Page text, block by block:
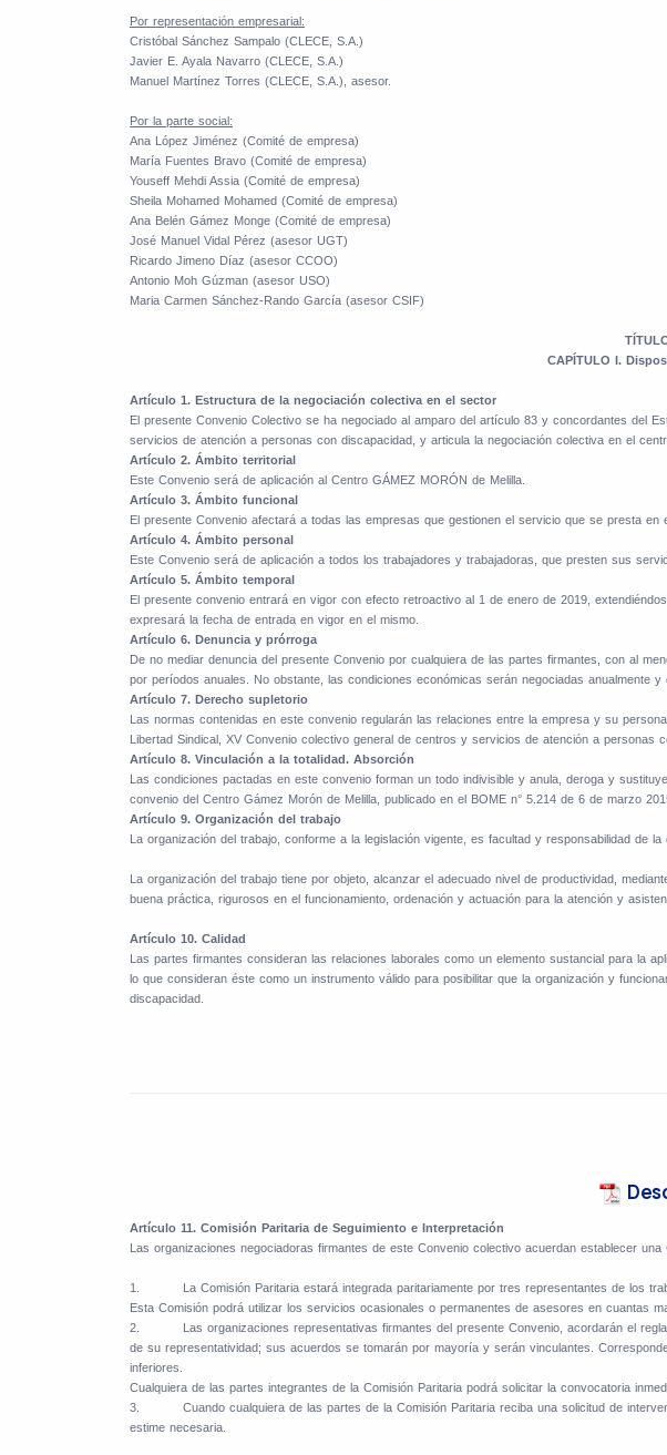
Por representación empresarial:
Cristóbal Sánchez Sampalo (CLECE, S.A.)
Javier E. Ayala Navarro (CLECE, S.A.)
Manuel Martínez Torres (CLECE, S.A.), asesor.
Por la parte social:
Ana López Jiménez (Comité de empresa)
María Fuentes Bravo (Comité de empresa)
Youseff Mehdi Assia (Comité de empresa)
Sheila Mohamed Mohamed (Comité de empresa)
Ana Belén Gámez Monge (Comité de empresa)
José Manuel Vidal Pérez (asesor UGT)
Ricardo Jimeno Díaz (asesor CCOO)
Antonio Moh Gúzman (asesor USO)
Maria Carmen Sánchez-Rando García (asesor CSIF)
CAPÍTULO I.
Artículo 1. Estructura de la negociación colectiva en el sector
El presente Convenio Colectivo se ha negociado al amparo del artículo 83 y concordantes del
servicios de atención a personas con discapacidad, y articula la negociación colectiva en el
Artículo 2. Ámbito territorial
Este Convenio será de aplicación al Centro GÁMEZ MORÓN de Melilla.
Artículo 3. Ámbito funcional
El presente Convenio afectará a todas las empresas que gestionen el servicio que se presta
Artículo 4. Ámbito personal
Este Convenio será de aplicación a todos los trabajadores y trabajadoras, que presten sus
Artículo 5. Ámbito temporal
El presente convenio entrará en vigor con efecto retroactivo al 1 de enero de 2019,
expresará la fecha de entrada en vigor en el mismo.
Artículo 6. Denuncia y prórroga
De no mediar denuncia del presente Convenio por cualquiera de las partes firmantes, con al
por períodos anuales. No obstante, las condiciones económicas serán negociadas anualmente
Artículo 7. Derecho supletorio
Las normas contenidas en este convenio regularán las relaciones entre la empresa y su
Libertad Sindical, XV Convenio colectivo general de centros y servicios de atención a personas
Artículo 8. Vinculación a la totalidad. Absorción
Las condiciones pactadas en este convenio forman un todo indivisible y anula, deroga y
convenio del Centro Gámez Morón de Melilla, publicado en el BOME n° 5.214 de 6 de marzo
Artículo 9. Organización del trabajo
La organización del trabajo, conforme a la legislación vigente, es facultad y responsabilidad de
La organización del trabajo tiene por objeto, alcanzar el adecuado nivel de productividad,
buena práctica, rigurosos en el funcionamiento, ordenación y actuación para la atención y
Artículo 10. Calidad
Las partes firmantes consideran las relaciones laborales como un elemento sustancial para la
lo que consideran éste como un instrumento válido para posibilitar que la organización y
discapacidad.
Artículo 11. Comisión Paritaria de Seguimiento e Interpretación
Las organizaciones negociadoras firmantes de este Convenio colectivo acuerdan establecer
1.
La Comisión Paritaria estará integrada paritariamente por tres representantes de los
Esta Comisión podrá utilizar los servicios ocasionales o permanentes de asesores en cuantas
2.
Las organizaciones representativas firmantes del presente Convenio, acordarán el
de su representatividad; sus acuerdos se tomarán por mayoría y serán vinculantes.
inferiores.
Cualquiera de las partes integrantes de la Comisión Paritaria podrá solicitar la convocatoria
3.
Cuando cualquiera de las partes de la Comisión Paritaria reciba una solicitud de
estime necesaria.